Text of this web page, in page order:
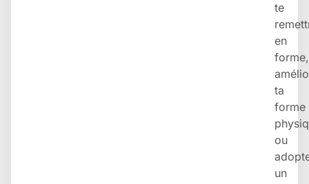
te
en
forme,
ta
forme
ou
un